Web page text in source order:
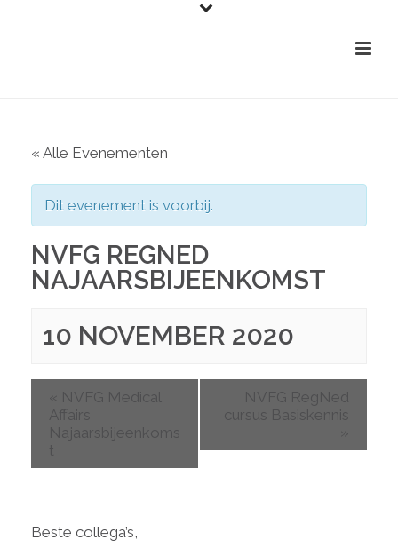
« Alle Evenementen
Dit evenement is voorbij.
NVFG REGNED
NAJAARSBIJEENKOMST
10 NOVEMBER 2020
«
NVFG Medical
Affairs
Najaarsbijeenkoms
t
NVFG RegNed
cursus Basiskennis
»
Beste collega’s,